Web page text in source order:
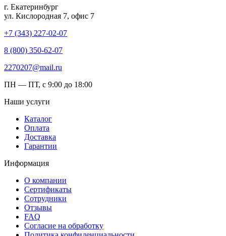
г. Екатеринбург
ул. Кислородная 7, офис 7
+7 (343) 227-02-07
8 (800) 350-62-07
2270207@mail.ru
ПН — ПТ, с 9:00 до 18:00
Наши услуги
Каталог
Оплата
Доставка
Гарантии
Информация
О компании
Сертификаты
Сотрудники
Отзывы
FAQ
Согласие на обработку